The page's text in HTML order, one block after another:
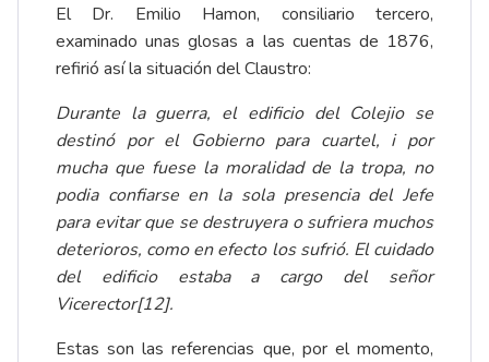
El Dr. Emilio Hamon, consiliario tercero,
examinado unas glosas a las cuentas de 1876,
refirió así la situación del Claustro:
Durante la guerra, el edificio del Colejio se
destinó por el Gobierno para cuartel, i por
mucha que fuese la moralidad de la tropa, no
podia confiarse en la sola presencia del Jefe
para evitar que se destruyera o sufriera muchos
deterioros, como en efecto los sufrió. El cuidado
del edificio estaba a cargo del señor
Vicerector[12].
Estas son las referencias que, por el momento,